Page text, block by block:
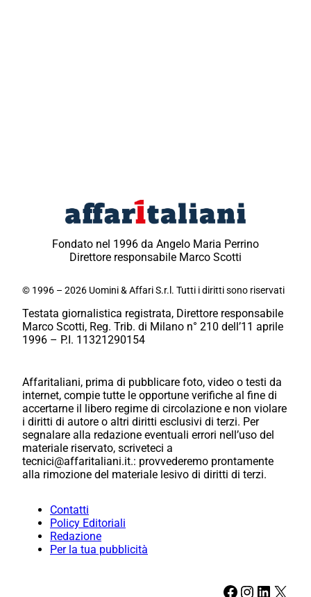
Fondato nel 1996 da Angelo Maria Perrino
Direttore responsabile Marco Scotti
© 1996 – 2026 Uomini & Affari S.r.l. Tutti i diritti sono riservati
Testata giornalistica registrata, Direttore responsabile
Marco Scotti, Reg. Trib. di Milano n° 210 dell’11 aprile
1996 – P.I. 11321290154
Affaritaliani, prima di pubblicare foto, video o testi da
internet, compie tutte le opportune verifiche al fine di
accertarne il libero regime di circolazione e non violare
i diritti di autore o altri diritti esclusivi di terzi. Per
segnalare alla redazione eventuali errori nell’uso del
materiale riservato, scriveteci a
tecnici@affaritaliani.it.: provvederemo prontamente
alla rimozione del materiale lesivo di diritti di terzi.
Contatti
Policy Editoriali
Redazione
Per la tua pubblicità
Facebook Instagram LinkedIn X